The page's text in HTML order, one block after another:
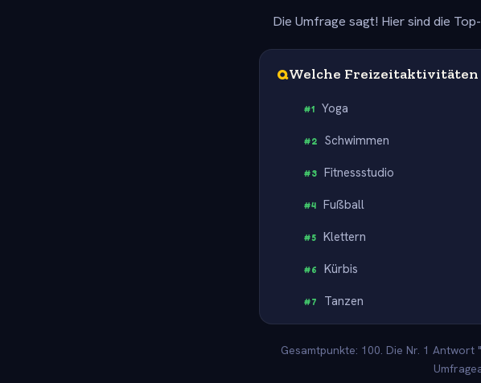
Die Umfrage sagt! Hier sind die
QWelche Freizeitaktivitäten
#1 Yoga
#2 Schwimmen
#3 Fitnessstudio
#4 Fußball
#5 Klettern
#6 Kürbis
#7 Tanzen
Gesamtpunkte: 100. Die Nr. 1 Antwort